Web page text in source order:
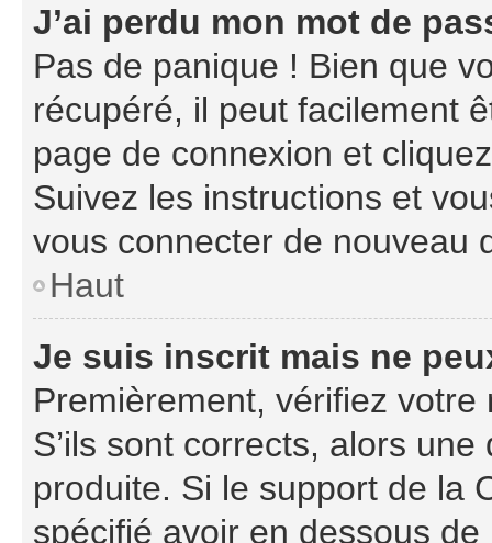
J’ai perdu mon mot de
Pas de panique ! Bien que
récupéré, il peut facilement
page de connexion et
Suivez les instructions et
vous connecter de nouveau
Haut
Je suis inscrit mais ne
Premièrement, vérifiez votre
S’ils sont corrects, alors
produite. Si le support de la
spécifié avoir en dessous